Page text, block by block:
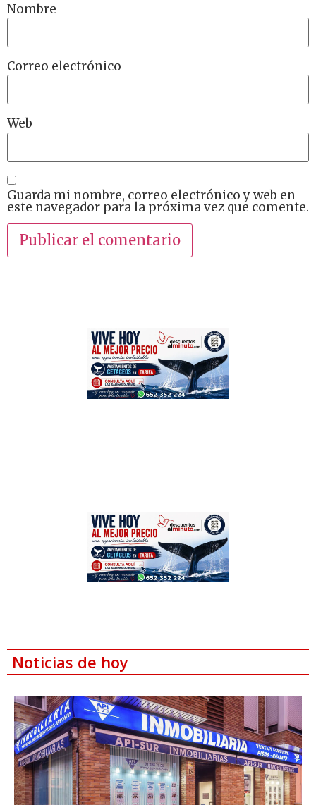
Nombre
Correo electrónico
Web
Guarda mi nombre, correo electrónico y web en
este navegador para la próxima vez que comente.
Noticias de hoy